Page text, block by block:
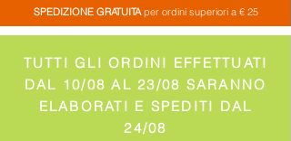
SPEDIZIONE GRATUITAper ordini superiori a € 25
TUTTI GLI ORDINI EFFETTUATI
DAL 10/08 AL 23/08 SARANNO
ELABORATI E SPEDITI DAL
24/08